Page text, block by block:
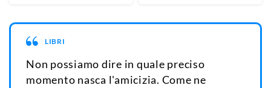
LIBRI
Non possiamo dire in quale preciso
momento nasca l'amicizia. Come ne